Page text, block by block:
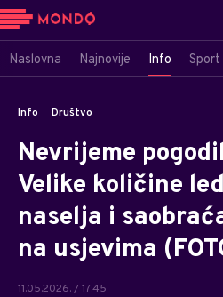
Naslovna Najnovije Info Sport
Info Društvo
Nevrijeme
Velike količine
naselja i
na usjevima
11.05.2026. / 17:45